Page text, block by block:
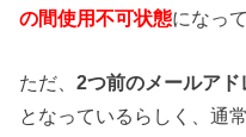
の間使用不可状態になっ
ただ、2つ前のメールア
となっているらしく、通